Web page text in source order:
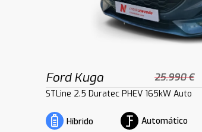
Ford Kuga 25.990 €
STLine 2.5 Duratec PHEV 165kW Auto
Híbrido Automático